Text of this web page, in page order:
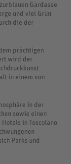
Gardasee
und viel Grün
die der
prächtigen
wird der
in einem von
in der
sowie einen
in Toscolano
Parks und